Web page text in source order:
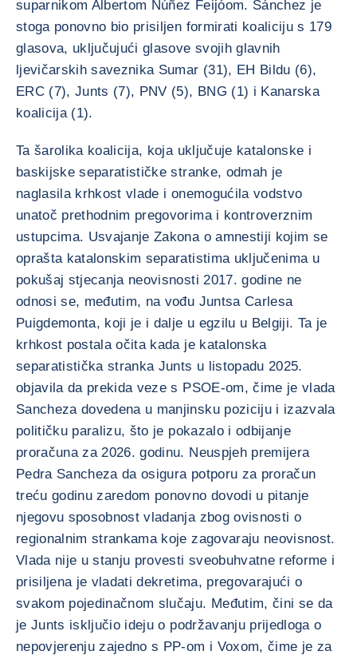
suparnikom Albertom Núñez Feijóom. Sánchez je
stoga ponovno bio prisiljen formirati koaliciju s 179
glasova, uključujući glasove svojih glavnih
ljevičarskih saveznika Sumar (31), EH Bildu (6),
ERC (7), Junts (7), PNV (5), BNG (1) i Kanarska
koalicija (1).
Ta šarolika koalicija, koja uključuje katalonske i
baskijske separatističke stranke, odmah je
naglasila krhkost vlade i onemogućila vodstvo
unatoč prethodnim pregovorima i kontroverznim
ustupcima. Usvajanje Zakona o amnestiji kojim se
oprašta katalonskim separatistima uključenima u
pokušaj stjecanja neovisnosti 2017. godine ne
odnosi se, međutim, na vođu Juntsa Carlesa
Puigdemonta, koji je i dalje u egzilu u Belgiji. Ta je
krhkost postala očita kada je katalonska
separatistička stranka Junts u listopadu 2025.
objavila da prekida veze s PSOE-om, čime je vlada
Sancheza dovedena u manjinsku poziciju i izazvala
političku paralizu, što je pokazalo i odbijanje
proračuna za 2026. godinu. Neuspjeh premijera
Pedra Sancheza da osigura potporu za proračun
treću godinu zaredom ponovno dovodi u pitanje
njegovu sposobnost vladanja zbog ovisnosti o
regionalnim strankama koje zagovaraju neovisnost.
Vlada nije u stanju provesti sveobuhvatne reforme i
prisiljena je vladati dekretima, pregovarajući o
svakom pojedinačnom slučaju. Međutim, čini se da
je Junts isključio ideju o podržavanju prijedloga o
nepovjerenju zajedno s PP-om i Voxom, čime je za